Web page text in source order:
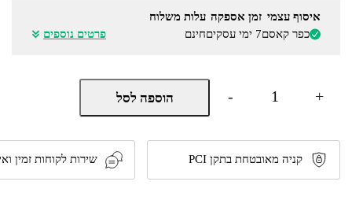
איסוף עצמי
כפר קאסם
זמן אספקה
7 ימי עסקים
עלות משלוח
חינם
פרטים נוספים
-
כמות
סט
כלים
מושלם
-
מברגת
+ הוספה לסל
קניה מאובטחת בתקן PCI שירות לקוחות זמין